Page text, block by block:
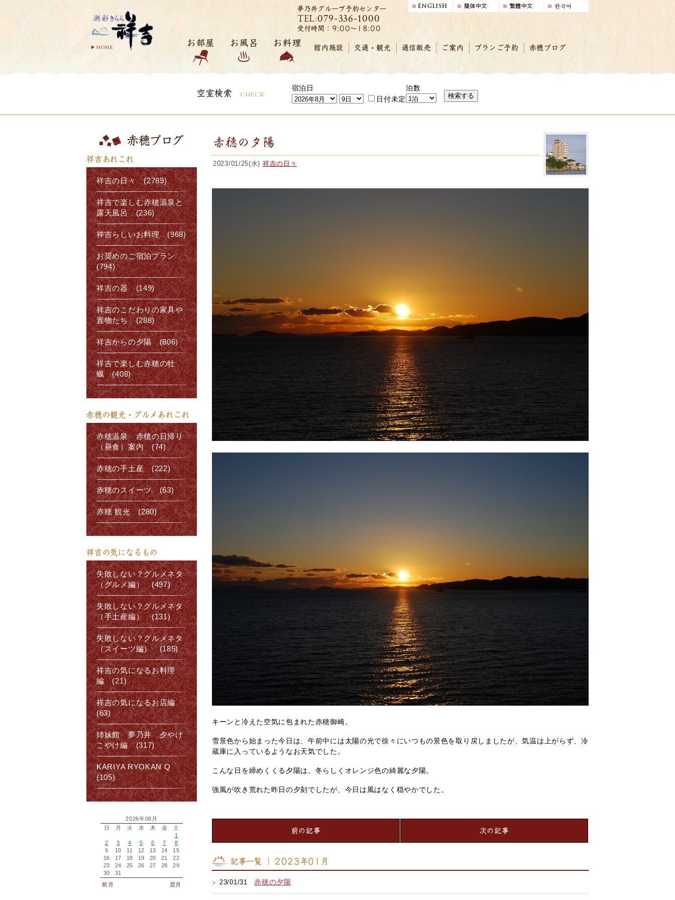
HOME
夢乃井グループ予約センター
TEL:079-336-1000
受付時間：9:00～18:00
お部屋 お風呂 お料理
館内施設 交通・観光 通信販売 ご案内 プランご予約 赤穂ブログ
空室検索 CHECK
宿泊日
日付未定
泊数
検索する
赤穂の夕陽
2023/01/25(水) 祥吉の日々
キーンと冷えた空気に包まれた赤穂御崎。
雪景色から始まった今日は、午前中には太陽の光で徐々にいつもの景色を取り戻しましたが、気温は上がらず、冷
蔵庫に入っているようなお天気でした。
こんな日を締めくくる夕陽は、冬らしくオレンジ色の綺麗な夕陽。
強風が吹き荒れた昨日の夕刻でしたが、今日は風はなく穏やかでした。
前の記事 次の記事
記事一覧 ｜ 2023年01月
23/01/31赤穂の夕陽
赤穂ブログ
祥吉あれこれ
祥吉の日々 (2789)
祥吉で楽しむ赤穂温泉と
露天風呂 (236)
祥吉らしいお料理 (968)
お奨めのご宿泊プラン
(794)
祥吉の器 (149)
祥吉のこだわりの家具や
置物たち (288)
祥吉からの夕陽 (806)
祥吉で楽しむ赤穂の牡
蠣 (408)
赤穂の観光・グルメあれこれ
赤穂温泉 赤穂の日帰り
（昼食）案内 (74)
赤穂の手土産 (222)
赤穂のスイーツ (63)
赤穂 観光 (280)
祥吉の気になるもの
失敗しない？グルメネタ
（グルメ編） (497)
失敗しない？グルメネタ
（手土産編） (131)
失敗しない？グルメネタ
（スイーツ編） (185)
祥吉の気になるお料理
編 (21)
祥吉の気になるお店編
(63)
姉妹館 夢乃井 夕やけ
こやけ編 (317)
KARIYA RYOKAN Q
(105)
2026年08月
日
月 火 水 木 金
土
1
2
3 4 5 6 7
8
9
10 11 12 13 14
15
16
17 18 19 20 21
22
23
24 25 26 27 28
29
30
31
前月
翌月